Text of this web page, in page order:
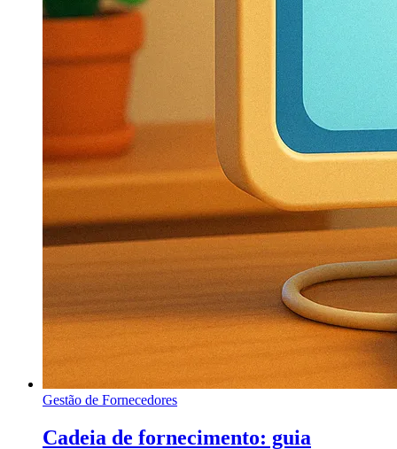
Gestão de Fornecedores
Cadeia de fornecimento: guia